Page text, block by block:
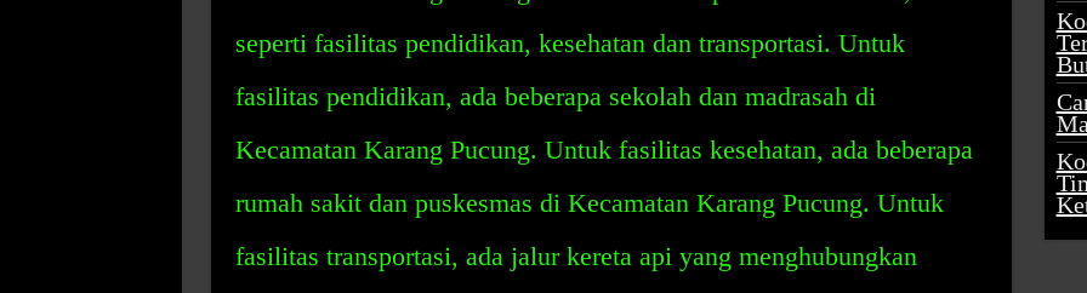
seperti fasilitas pendidikan, kesehatan dan transportasi. Untuk
fasilitas pendidikan, ada beberapa sekolah dan madrasah di
Kecamatan Karang Pucung. Untuk fasilitas kesehatan, ada beberapa
rumah sakit dan puskesmas di Kecamatan Karang Pucung. Untuk
fasilitas transportasi, ada jalur kereta api yang menghubungkan